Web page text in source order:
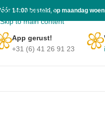
Skip to navigation
Skip to main content
14:00 besteld, op maandag
App gerust!
+31 (6) 41 26 91 23